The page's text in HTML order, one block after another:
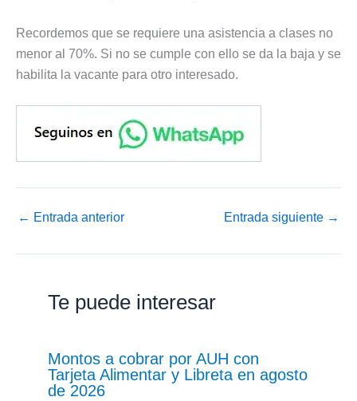
Recordemos que se requiere una asistencia a clases no
menor al 70%. Si no se cumple con ello se da la baja y se
habilita la vacante para otro interesado.
← Entrada anterior Entrada siguiente →
Te puede interesar
Montos a cobrar por AUH con
Tarjeta Alimentar y Libreta en agosto
de 2026